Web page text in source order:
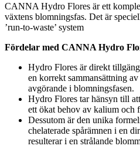
till
1.056
CANNA Hydro Flores är ett
växtens blomningsfas. Det är
’run-to-waste’ system
Fördelar med CANNA Hydro
Hydro Flores är direkt
en korrekt sammansättning
avgörande i blomningsfasen.
Hydro Flores tar hänsyn till
ett ökat behov av kalium och
Dessutom är den unika
chelaterade spårämnen i en
resulterar i en strålande